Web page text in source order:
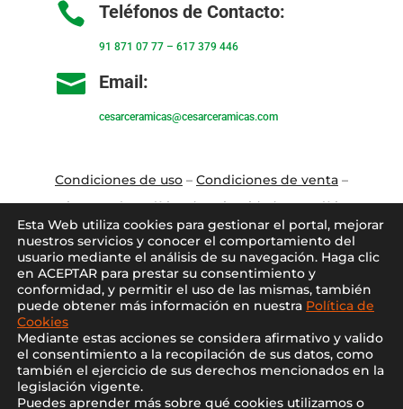
 Teléfonos de Contacto:
91 871 07 77– 617 379 446
 Email:
cesarceramicas@cesarceramicas.com
Condiciones de uso– Condiciones de venta–
Aviso Legal–Política de privacidad –Política
de cookies
Blog–Contacto–Conócenos –Mi Cuenta
Esta Web utiliza cookies para gestionar el portal, mejorar
nuestros servicios y conocer el comportamiento del
usuario mediante el análisis de su navegación. Haga clic
en ACEPTAR para prestar su consentimiento y
conformidad, y permitir el uso de las mismas, también
puede obtener más información en nuestra Política de
Cookies
Mediante estas acciones se considera afirmativo y valido
el consentimiento a la recopilación de sus datos, como
también el ejercicio de sus derechos mencionados en la
legislación vigente.
Puedes aprender más sobre qué cookies utilizamos o